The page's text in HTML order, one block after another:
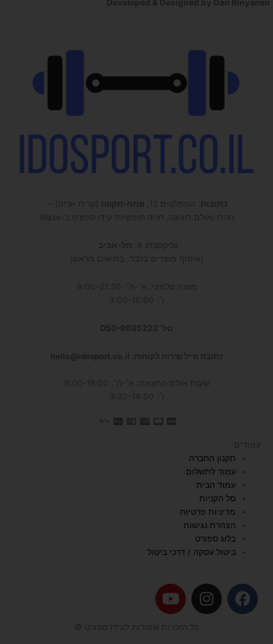
Developed & Designed by Dan Binyamin
כתובות : המפלסים 12, פתח-תקווה (קרית אריה) –
חנות ואולם תצוגה, חניה חופשית! עידו ספורט ב-Waze
גליקסברג 6,
תל-אביב
(איסוף מוצרים בלבד, בתיאום מראש)
מענה טלפוני: א׳-ה׳: 9:00-21:30
טל' 050-9695222
כתובת מייל שירות לקוחות: hello@idosport.co.il
שעות אולם התצוגה: א׳-ה׳, 9:00-18:00
עמודים
תקנון החברה
עמוד לתשלום
עמוד הבית
סל הקניות
מדיניות פרטיות
הצהרת נגישות
בלוג ספורט
ביטול עסקה / דרכי ביטול
F
a
I
n
Y
o
u
כל הזכויות שמורות לעידו ספורט ©